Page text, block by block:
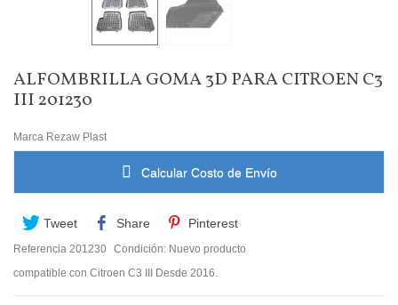
ALFOMBRILLA GOMA 3D PARA CITROEN C3
III 201230
Marca Rezaw Plast
Calcular Costo de Envío
Tweet Share Pinterest
Referencia 201230 Condición: Nuevo producto
compatible con Citroen C3 III Desde 2016.